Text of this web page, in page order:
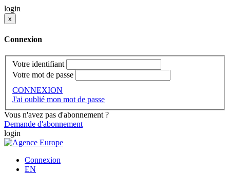
login
x
Connexion
Votre identifiant
Votre mot de passe
CONNEXION
J'ai oublié mon mot de passe
Vous n'avez pas d'abonnement ?
Demande d'abonnement
login
Connexion
EN